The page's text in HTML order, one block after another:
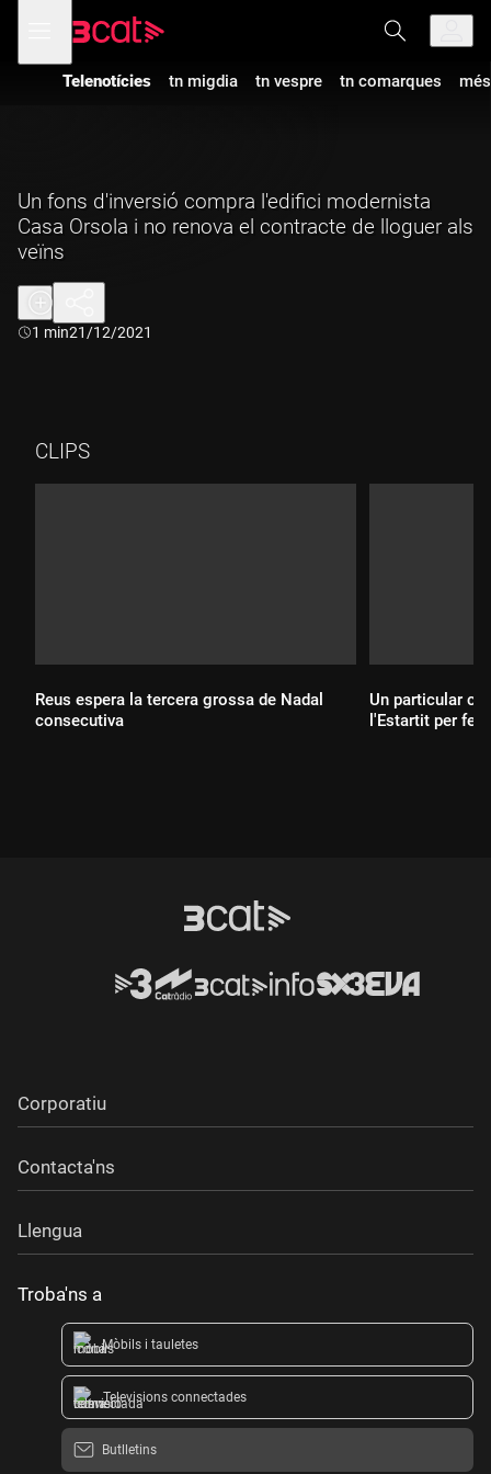
navegació
menú
de
Telenotícies tn migdia tn vespre tn comarques
Un fons d'inversió compra l'edifici modernista
Casa Orsola i no renova el contracte de lloguer als
veïns
Durada:
1 min21/12/2021
CLIPS
Reus espera la tercera grossa de Nadal
consecutiva
Un particular
l'Estartit per
Corporatiu
Contacta'ns
Llengua
Troba'ns a
Mòbils i tauletes
Televisions connectades
Butlletins